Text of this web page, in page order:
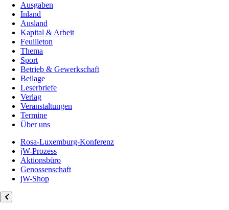
Ausgaben
Inland
Ausland
Kapital & Arbeit
Feuilleton
Thema
Sport
Betrieb & Gewerkschaft
Beilage
Leserbriefe
Verlag
Veranstaltungen
Termine
Über uns
Rosa-Luxemburg-Konferenz
jW-Prozess
Aktionsbüro
Genossenschaft
jW-Shop